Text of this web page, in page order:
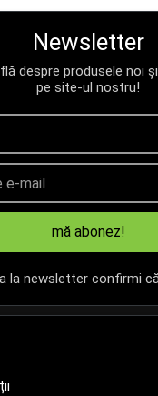
Newsletter
despre produsele noi
pe site-ul nostru!
mă abonez!
la newsletter confirmi